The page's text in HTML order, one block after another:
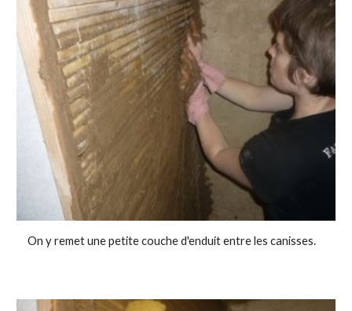
On y remet une petite couche d'enduit entre les canisses.